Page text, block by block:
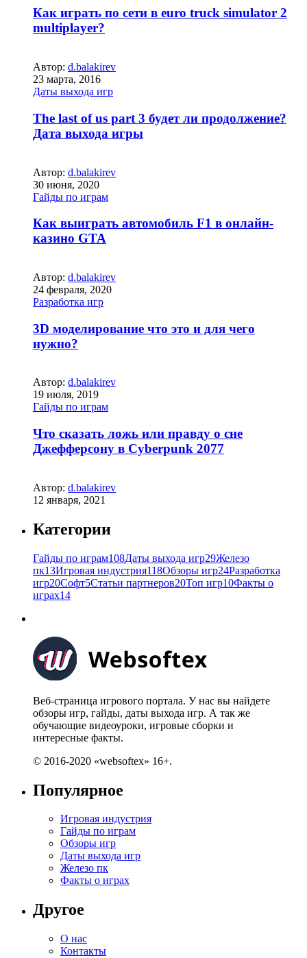
Как играть по сети в euro truck simulator 2
multiplayer?
Автор: d.balakirev
23 марта, 2016
Даты выхода игр
The last of us part 3 будет ли продолжение?
Дата выхода игры
Автор: d.balakirev
30 июня, 2020
Гайды по играм
Как выиграть автомобиль F1 в онлайн-
казино GTA
Автор: d.balakirev
24 февраля, 2020
Разработка игр
3D моделирование что это и для чего
нужно?
Автор: d.balakirev
19 июля, 2019
Гайды по играм
Что сказать ложь или правду о сне
Джефферсону в Cyberpunk 2077
Автор: d.balakirev
12 января, 2021
Категории
Гайды по играм108Даты выхода игр29Железо
пк13Игровая индустрия118Обзоры игр24Разработка
игр20Софт5Статьи партнеров20Топ игр10Факты о
играх14
Веб-страница игрового портала. У нас вы найдете
обзоры игр, гайды, даты выхода игр. А так же
обучающие видеоуроки, игровые сборки и
интересные факты.
© 2016-2020 «websoftex» 16+.
Популярное
Игровая индустрия
Гайды по играм
Обзоры игр
Даты выхода игр
Железо пк
Факты о играх
Другое
О нас
Контакты